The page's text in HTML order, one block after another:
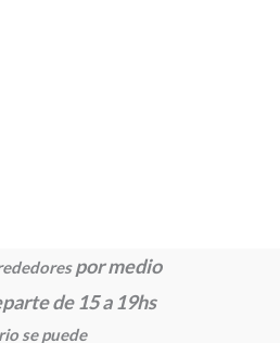
por medio
de 15 a 19hs
se puede